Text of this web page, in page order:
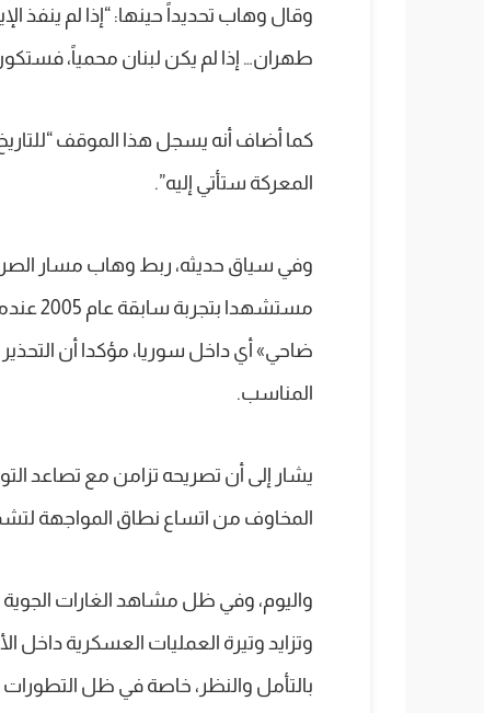
وقال وهاب تحديداً حينها: “إذا لم ينفذ
طهران… إذا لم يكن لبنان محمياً،
كما أضاف أنه يسجل هذا الموقف
المعركة ستأتي إليه”.
وفي سياق حديثه، ربط وهاب مسار
ضاحي» أي داخل سوريا، مؤكدا أن
المناسب.
يشار إلى أن تصريحه تزامن مع تصاعد التوتر
المخاوف من اتساع نطاق المواجهة
واليوم، وفي ظل مشاهد الغارات
وتزايد وتيرة العمليات العسكرية داخل
بالتأمل والنظر، خاصة في ظل